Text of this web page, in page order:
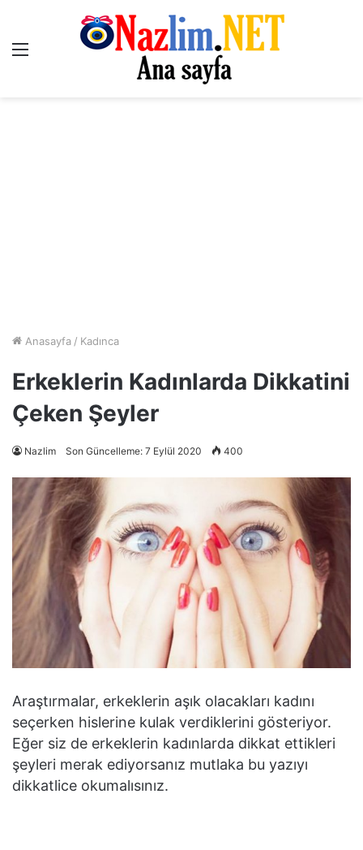
Menü
Anasayfa / Kadınca
Erkeklerin Kadınlarda Dikkatini
Çeken Şeyler
Nazlim Son Güncelleme: 7 Eylül 2020 400
Araştırmalar, erkeklerin aşık olacakları kadını
seçerken hislerine kulak verdiklerini gösteriyor.
Eğer siz de erkeklerin kadınlarda dikkat ettikleri
şeyleri merak ediyorsanız mutlaka bu yazıyı
dikkatlice okumalısınız.